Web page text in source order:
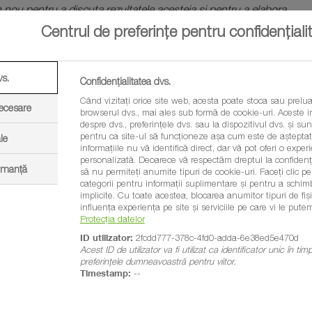
pentru a discuta rezultatele acesteia și pentru a elabora
Agricultură și Alimentație”, arată reprezentanții FAO.
calea dezvoltării globale a agriculturii digitale, între
tehnice, decalajele de infrastructură,
de muncă într-o lume în care tehnologiile digitale sunt
umană.
Petronela Cotea Mihaieste unul dintre cei mai experimentați
jurnaliști români pe teme agricole. Cu un master obținut la
USAMV Iași, stagii de pregătire la BBC și o experiență de
peste 23 de ani în presa agricolă, doamna Cotea a obținut
numeroase premii la concursurile de specialitate. Începând din
2013 este membru fondator și vicepreședinte al Asociației
Presei Agricole din România.
Centrul de preferințe pentru
Confidențialitatea dvs.
Când vizitați orice site web, acesta poate stoca sau
browserul dvs., mai ales sub formă de cookie-uri. Aceste
despre dvs., preferințele dvs. sau la dispozitivul dvs. și
pentru ca site-ul să funcționeze așa cum este de
informațiile nu vă identifică direct, dar vă pot oferi o
personalizată. Deoarece vă respectăm dreptul la
să nu permiteți anumite tipuri de cookie-uri. Faceți clic
categorii pentru informații suplimentare și pentru a
implicite. Cu toate acestea, blocarea anumitor tipuri de
influența experiența pe site și serviciile pe care vi le
Protecția datelor
ID utilizator: 2fcdd777-378c-4fd0-adda-6e38ed5e470d
Acest ID de utilizator va fi utilizat ca identificator unic în
preferințele dumneavoastră pentru viitor.
Timestamp: --